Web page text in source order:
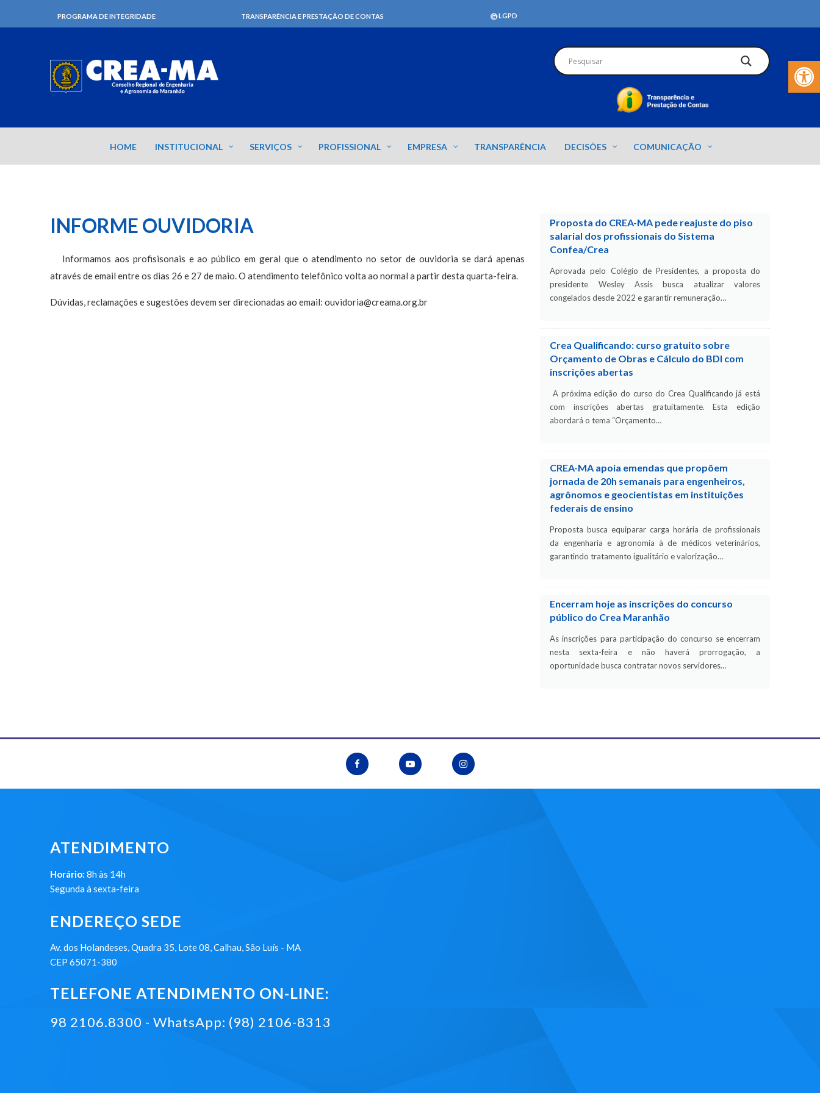
Barra de
PROGRAMA DE INTEGRIDADE TRANSPARÊNCIA E PRESTAÇÃO DE CONTAS LGPD
HOME INSTITUCIONAL SERVIÇOS PROFISSIONAL EMPRESA TRANSPARÊNCIA DECISÕES COMUNICAÇÃO
INFORME OUVIDORIA
Informamos aos profisisonais e ao público em geral que o atendimento no setor de ouvidoria se dará apenas
através de email entre os dias 26 e 27 de maio. O atendimento telefônico volta ao normal a partir desta quarta-feira.
Dúvidas, reclamações e sugestões devem ser direcionadas ao email: ouvidoria@creama.org.br
Proposta do CREA-MA pede reajuste do piso
salarial dos profissionais do Sistema
Confea/Crea
Aprovada pelo Colégio de Presidentes, a proposta do
presidente Wesley Assis busca atualizar valores
congelados desde 2022 e garantir remuneração…
Crea Qualificando: curso gratuito sobre
Orçamento de Obras e Cálculo do BDI com
inscrições abertas
A próxima edição do curso do Crea Qualificando já está
com inscrições abertas gratuitamente. Esta edição
abordará o tema “Orçamento…
CREA-MA apoia emendas que propõem
jornada de 20h semanais para engenheiros,
agrônomos e geocientistas em instituições
federais de ensino
Proposta busca equiparar carga horária de profissionais
da engenharia e agronomia à de médicos veterinários,
garantindo tratamento igualitário e valorização…
Encerram hoje as inscrições do concurso
público do Crea Maranhão
As inscrições para participação do concurso se encerram
nesta sexta-feira e não haverá prorrogação, a
oportunidade busca contratar novos servidores…
ATENDIMENTO
Horário: 8h às 14h
Segunda à sexta-feira
ENDEREÇO SEDE
Av. dos Holandeses, Quadra 35, Lote 08, Calhau, São Luís - MA
CEP 65071-380
TELEFONE ATENDIMENTO ON-LINE:
98 2106.8300 - WhatsApp: (98) 2106-8313